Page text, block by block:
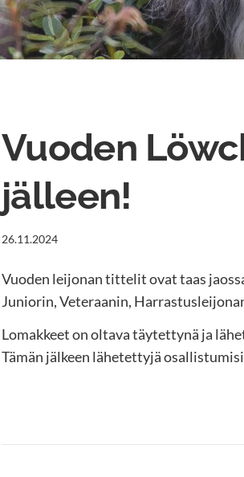
Vuoden
jälleen!
26.11.2024
Vuoden leijonan tittelit ovat taas
Juniorin, Veteraanin,
Lomakkeet on oltava täytettynä ja
Tämän jälkeen lähetettyjä